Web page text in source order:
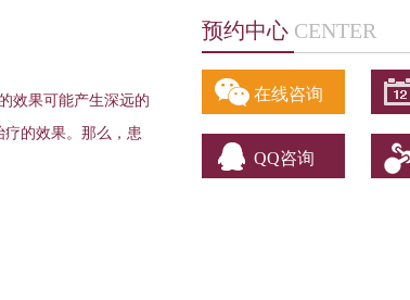
预约中心 CENTER
在线咨询
QQ咨询
效果可能产生深远的
的效果。那么，患